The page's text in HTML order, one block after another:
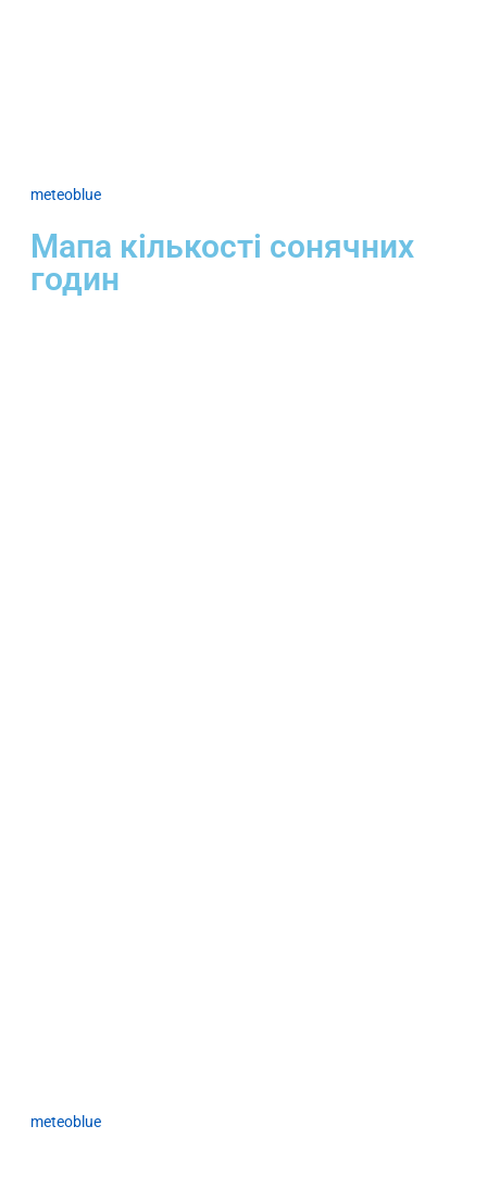
meteoblue
Мапа кількості сонячних
годин
meteoblue